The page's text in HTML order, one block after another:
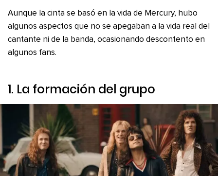
Aunque la cinta se basó en la vida de Mercury, hubo
algunos aspectos que no se apegaban a la vida real del
cantante ni de la banda, ocasionando descontento en
algunos fans.
1. La formación del grupo